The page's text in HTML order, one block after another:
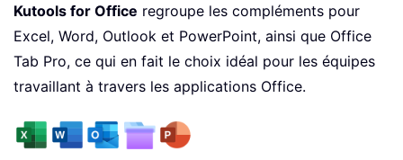
Kutools for Office regroupe les compléments pour
Excel, Word, Outlook et PowerPoint, ainsi que Office
Tab Pro, ce qui en fait le choix idéal pour les équipes
travaillant à travers les applications Office.